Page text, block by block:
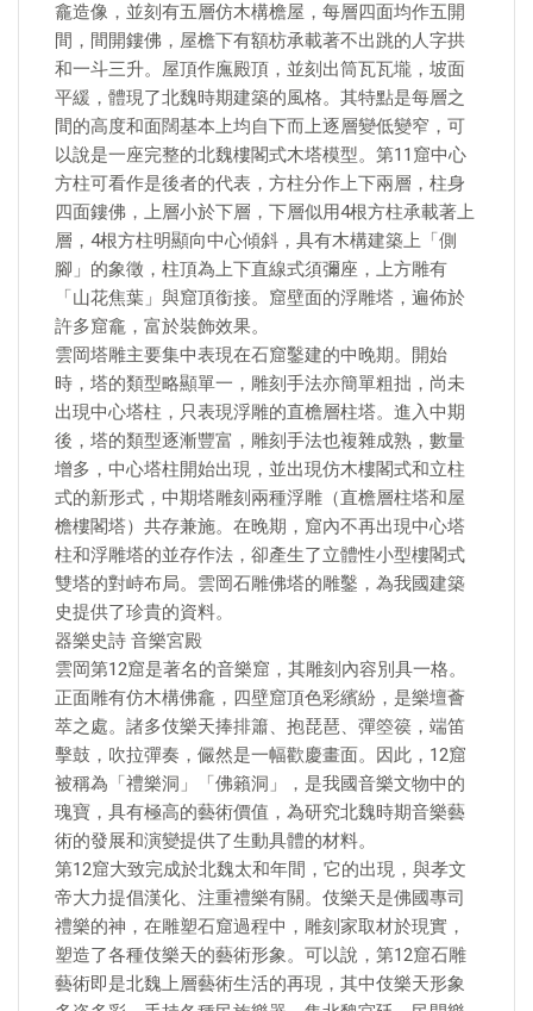
龕造像，並刻有五層仿木構檐屋，每層四面均作五開
間，間開鏤佛，屋檐下有額枋承載著不出跳的人字拱
和一斗三升。屋頂作廡殿頂，並刻出筒瓦瓦壠，坡面
平緩，體現了北魏時期建築的風格。其特點是每層之
間的高度和面闊基本上均自下而上逐層變低變窄，可
以說是一座完整的北魏樓閣式木塔模型。第11窟中心
方柱可看作是後者的代表，方柱分作上下兩層，柱身
四面鏤佛，上層小於下層，下層似用4根方柱承載著上
層，4根方柱明顯向中心傾斜，具有木構建築上「側
腳」的象徵，柱頂為上下直線式須彌座，上方雕有
「山花焦葉」與窟頂銜接。窟壁面的浮雕塔，遍佈於
許多窟龕，富於裝飾效果。
雲岡塔雕主要集中表現在石窟鑿建的中晚期。開始
時，塔的類型略顯單一，雕刻手法亦簡單粗拙，尚未
出現中心塔柱，只表現浮雕的直檐層柱塔。進入中期
後，塔的類型逐漸豐富，雕刻手法也複雜成熟，數量
增多，中心塔柱開始出現，並出現仿木樓閣式和立柱
式的新形式，中期塔雕刻兩種浮雕（直檐層柱塔和屋
檐樓閣塔）共存兼施。在晚期，窟內不再出現中心塔
柱和浮雕塔的並存作法，卻產生了立體性小型樓閣式
雙塔的對峙布局。雲岡石雕佛塔的雕鑿，為我國建築
史提供了珍貴的資料。
器樂史詩 音樂宮殿
雲岡第12窟是著名的音樂窟，其雕刻內容別具一格。
正面雕有仿木構佛龕，四壁窟頂色彩繽紛，是樂壇薈
萃之處。諸多伎樂天捧排簫、抱琵琶、彈箜篌，端笛
擊鼓，吹拉彈奏，儼然是一幅歡慶畫面。因此，12窟
被稱為「禮樂洞」「佛籟洞」，是我國音樂文物中的
瑰寶，具有極高的藝術價值，為研究北魏時期音樂藝
術的發展和演變提供了生動具體的材料。
第12窟大致完成於北魏太和年間，它的出現，與孝文
帝大力提倡漢化、注重禮樂有關。伎樂天是佛國專司
禮樂的神，在雕塑石窟過程中，雕刻家取材於現實，
塑造了各種伎樂天的藝術形象。可以說，第12窟石雕
藝術即是北魏上層藝術生活的再現，其中伎樂天形象